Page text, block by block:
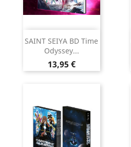
SAINT SEIYA BD Time
Odyssey...
Prix
13,95 €